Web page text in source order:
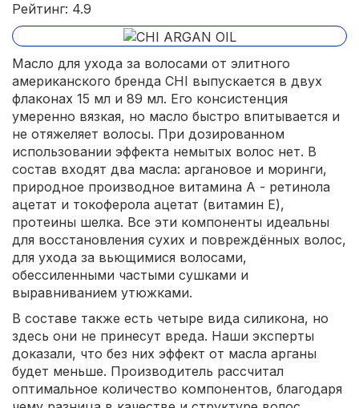
Рейтинг: 4.9
Масло для ухода за волосами от элитного
американского бренда CHI выпускается в двух
флаконах 15 мл и 89 мл. Его консистенция
умеренно вязкая, но масло быстро впитывается и
не отяжеляет волосы. При дозированном
использовании эффекта немытых волос нет. В
состав входят два масла: аргановое и моринги,
природное производное витамина А - ретинола
ацетат и токоферола ацетат (витамин Е),
протеины шелка. Все эти компоненты идеальны
для восстановления сухих и повреждённых волос,
для ухода за вьющимися волосами,
обессиленными частыми сушками и
выравниванием утюжками.
В составе также есть четыре вида силикона, но
здесь они не принесут вреда. Наши эксперты
доказали, что без них эффект от масла арганы
будет меньше. Производитель рассчитал
оптимальное количество компонентов, благодаря